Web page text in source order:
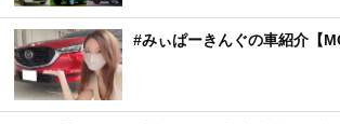
#みぃぱーきんぐの車紹介【